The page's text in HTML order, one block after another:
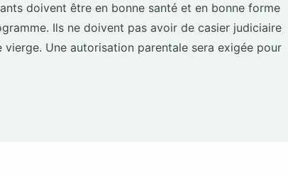
doivent être en bonne santé et en bonne forme
Ils ne doivent pas avoir de casier judiciaire
Une autorisation parentale sera exigée pour